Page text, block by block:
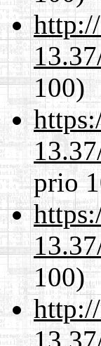
100)
prio
100)